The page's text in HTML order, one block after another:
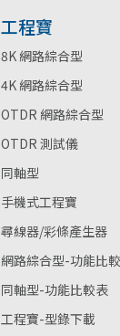
工程寶
8K 網路綜合型
4K 網路綜合型
OTDR 網路綜合型
OTDR 測試儀
同軸型
手機式工程寶
尋線器/彩條產生器
網路綜合型-功能比
同軸型-功能比較表
工程寶-型錄下載